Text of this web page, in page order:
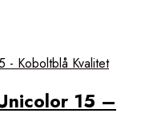
15 –